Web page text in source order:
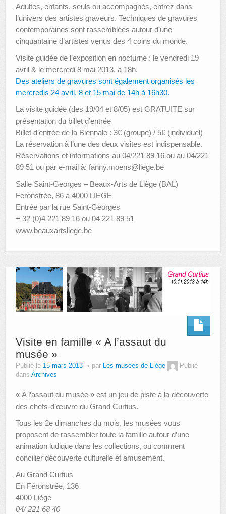
Adultes, enfants, seuls ou accompagnés, entrez dans
l’univers des artistes graveurs. Techniques de gravures
contemporaines sont rassemblées autour d’une
cinquantaine d’artistes venus des 4 coins du monde.
Visite guidée de l’exposition en nocturne : le vendredi 19
avril & le mercredi 8 mai 2013, à 18h.
Des ateliers de gravures sont également organisés les
mercredis 24 avril, 8 et 15 mai de 14h à 16h30.
La visite guidée (des 19/04 et 8/05) est GRATUITE sur
présentation du billet d’entrée
Billet d’entrée de la Biennale : 3€ (groupe) / 5€ (individuel)
La réservation à l’une des deux visites est indispensable.
Réservations et informations au 04/221 89 16 ou au 04/221
89 51 ou par e-mail à: fanny.moens@liege.be
Salle Saint-Georges – Beaux-Arts de Liège (BAL)
Feronstrée, 86 à 4000 LIEGE
Entrée par la rue Saint-Georges
+ 32 (0)4 221 89 16 ou 04 221 89 51
www.beauxartsliege.be
Visite en famille « A l’assaut du
musée »
Publié le 15 mars 2013 par Les musées de Liège
Publié
dans Archives
« A l’assaut du musée » est un jeu de piste à la découverte
des chefs-d’œuvre du Grand Curtius.
Tous les 2e dimanches du mois, les musées vous
proposent de rassembler toute la famille autour d’une
animation ludique dans les collections, ou comment
concilier découverte culturelle et amusement.
Au Grand Curtius
En Féronstrée, 136
4000 Liège
04/ 221 68 40